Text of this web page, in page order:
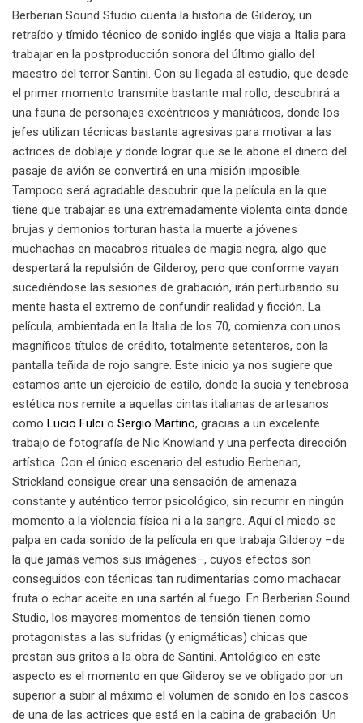
Berberian Sound Studio cuenta la historia de Gilderoy, un
retraído y tímido técnico de sonido inglés que viaja a Italia para
trabajar en la postproducción sonora del último giallo del
maestro del terror Santini. Con su llegada al estudio, que desde
el primer momento transmite bastante mal rollo, descubrirá a
una fauna de personajes excéntricos y maniáticos, donde los
jefes utilizan técnicas bastante agresivas para motivar a las
actrices de doblaje y donde lograr que se le abone el dinero del
pasaje de avión se convertirá en una misión imposible.
Tampoco será agradable descubrir que la película en la que
tiene que trabajar es una extremadamente violenta cinta donde
brujas y demonios torturan hasta la muerte a jóvenes
muchachas en macabros rituales de magia negra, algo que
despertará la repulsión de Gilderoy, pero que conforme vayan
sucediéndose las sesiones de grabación, irán perturbando su
mente hasta el extremo de confundir realidad y ficción. La
película, ambientada en la Italia de los 70, comienza con unos
magníficos títulos de crédito, totalmente setenteros, con la
pantalla teñida de rojo sangre. Este inicio ya nos sugiere que
estamos ante un ejercicio de estilo, donde la sucia y tenebrosa
estética nos remite a aquellas cintas italianas de artesanos
como Lucio Fulci o Sergio Martino, gracias a un excelente
trabajo de fotografía de Nic Knowland y una perfecta dirección
artística. Con el único escenario del estudio Berberian,
Strickland consigue crear una sensación de amenaza
constante y auténtico terror psicológico, sin recurrir en ningún
momento a la violencia física ni a la sangre. Aquí el miedo se
palpa en cada sonido de la película en que trabaja Gilderoy –de
la que jamás vemos sus imágenes–, cuyos efectos son
conseguidos con técnicas tan rudimentarias como machacar
fruta o echar aceite en una sartén al fuego. En Berberian Sound
Studio, los mayores momentos de tensión tienen como
protagonistas a las sufridas (y enigmáticas) chicas que
prestan sus gritos a la obra de Santini. Antológico en este
aspecto es el momento en que Gilderoy se ve obligado por un
superior a subir al máximo el volumen de sonido en los cascos
de una de las actrices que está en la cabina de grabación. Un